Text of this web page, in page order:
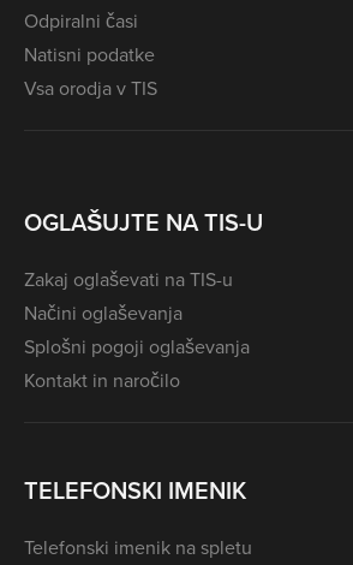
Odpiralni časi
Natisni podatke
Vsa orodja v TIS
OGLAŠUJTE NA TIS-U
Zakaj oglaševati na TIS-u
Načini oglaševanja
Splošni pogoji oglaševanja
Kontakt in naročilo
TELEFONSKI IMENIK
Telefonski imenik na spletu